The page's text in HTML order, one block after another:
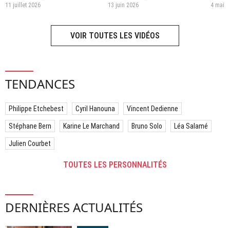
11 juillet 2026 13 juin 2026 4 mai
VOIR TOUTES LES VIDÉOS
TENDANCES
Philippe Etchebest Cyril Hanouna Vincent Dedienne
Stéphane Bern Karine Le Marchand Bruno Solo Léa Salamé
Julien Courbet
TOUTES LES PERSONNALITÉS
DERNIÈRES ACTUALITÉS